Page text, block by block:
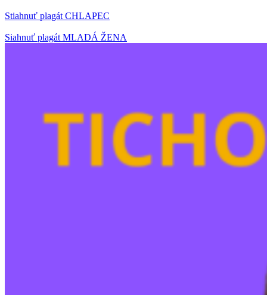
Stiahnuť plagát CHLAPEC
Siahnuť plagát MLADÁ ŽENA